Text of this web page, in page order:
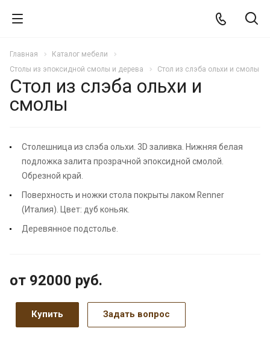
Главная
Каталог мебели
Столы из эпоксидной смолы и дерева
Стол из слэба ольхи и смолы
Стол из слэба ольхи и
смолы
Столешница из слэба ольхи. 3D заливка. Нижняя белая
подложка залита прозрачной эпоксидной смолой.
Обрезной край.
Поверхность и ножки стола покрыты лаком Renner
(Италия). Цвет: дуб коньяк.
Деревянное подстолье.
от 92000 руб.
Купить Задать вопрос